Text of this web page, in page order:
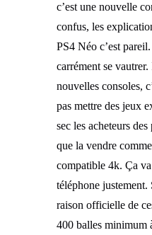
c’est une nouvelle
confus, les
PS4 Néo c’est
carrément se
nouvelles consoles,
pas mettre des jeux
sec les acheteurs
que la vendre
compatible 4k. Ça
téléphone
raison officielle de
400 balles minimum